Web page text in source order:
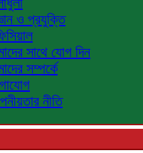
ও প্রযুক্তি
সাথে যোগ দিন
সম্পর্কে
নীতি